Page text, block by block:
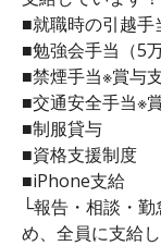
■就職時の引越手
■勉強会手当（5万
■禁煙手当※賞与
■交通安全手当※
■制服貸与
■資格支援制度
■iPhone支給
└報告・相談・
め、全員に支給し